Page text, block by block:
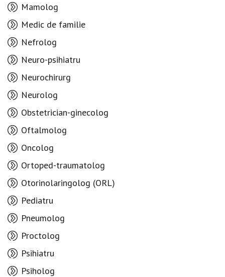
Mamolog
Medic de familie
Nefrolog
Neuro-psihiatru
Neurochirurg
Neurolog
Obstetrician-ginecolog
Oftalmolog
Oncolog
Ortoped-traumatolog
Otorinolaringolog (ORL)
Pediatru
Pneumolog
Proctolog
Psihiatru
Psiholog